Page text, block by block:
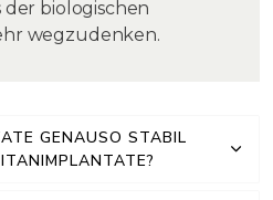
biologischen
wegzudenken.
GENAUSO STABIL